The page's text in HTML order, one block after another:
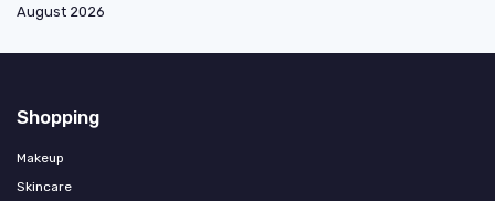
August 2026
Shopping
Makeup
Skincare